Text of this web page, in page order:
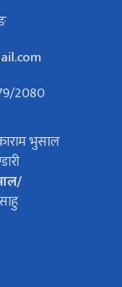
2080
भुसाल